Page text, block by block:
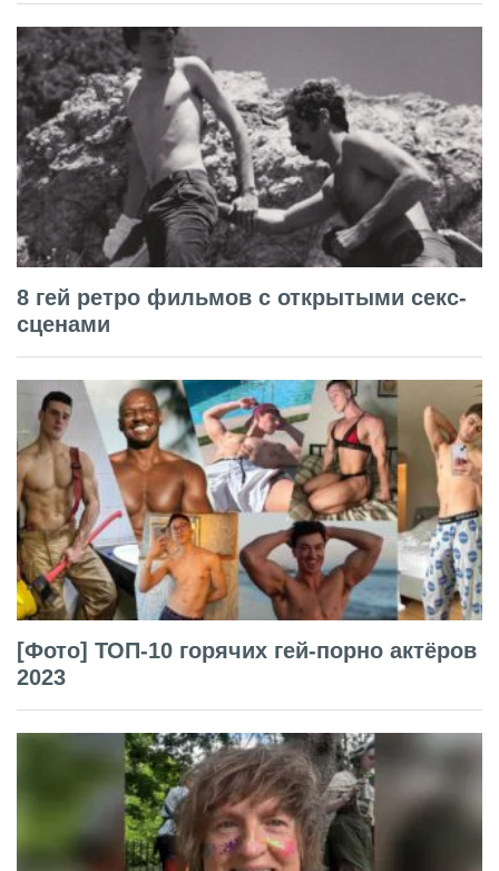
8 гей ретро фильмов с открытыми секс-
сценами
[Фото] ТОП-10 горячих гей-порно актёров
2023